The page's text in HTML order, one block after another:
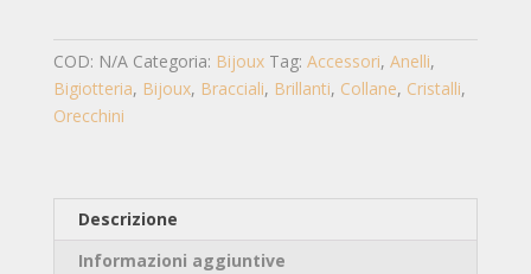
COD: N/A Categoria: Bijoux Tag: Accessori, Anelli,
Bigiotteria, Bijoux, Bracciali, Brillanti, Collane, Cristalli,
Orecchini
Descrizione
Informazioni aggiuntive